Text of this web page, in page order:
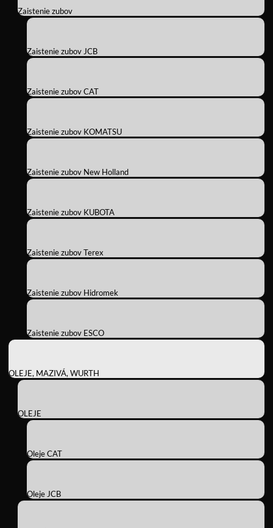
Zaistenie zubov
Zaistenie zubov JCB
Zaistenie zubov CAT
Zaistenie zubov KOMATSU
Zaistenie zubov New Holland
Zaistenie zubov KUBOTA
Zaistenie zubov Terex
Zaistenie zubov Hidromek
Zaistenie zubov ESCO
OLEJE, MAZIVÁ, WURTH
OLEJE
Oleje CAT
Oleje JCB